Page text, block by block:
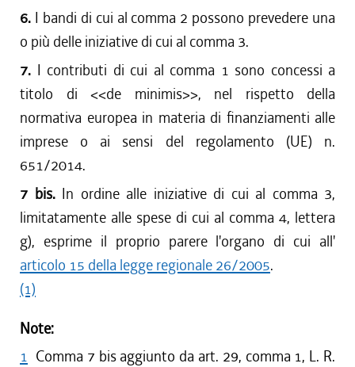
6. I bandi di cui al comma 2 possono prevedere una
o più delle iniziative di cui al comma 3.
7. I contributi di cui al comma 1 sono concessi a
titolo di <<de minimis>>, nel rispetto della
normativa europea in materia di finanziamenti alle
imprese o ai sensi del regolamento (UE) n.
651/2014.
7 bis. In ordine alle iniziative di cui al comma 3,
limitatamente alle spese di cui al comma 4, lettera
g), esprime il proprio parere l'organo di cui all'
articolo 15 della legge regionale 26/2005.
(1)
Note:
1 Comma 7 bis aggiunto da art. 29, comma 1, L. R.